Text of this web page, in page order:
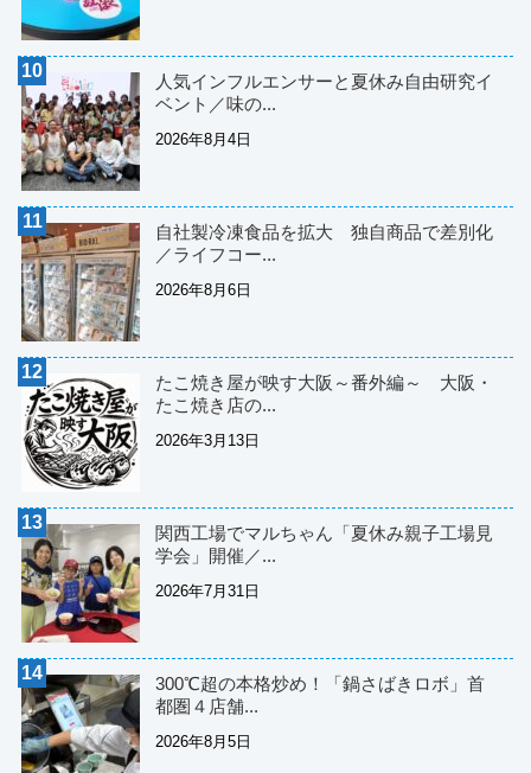
人気インフルエンサーと夏休み自由研究イ
ベント／味の...
2026年8月4日
自社製冷凍食品を拡大 独自商品で差別化
／ライフコー...
2026年8月6日
たこ焼き屋が映す大阪～番外編～ 大阪・
たこ焼き店の...
2026年3月13日
関西工場でマルちゃん「夏休み親子工場見
学会」開催／...
2026年7月31日
300℃超の本格炒め！「鍋さばきロボ」首
都圏４店舗...
2026年8月5日